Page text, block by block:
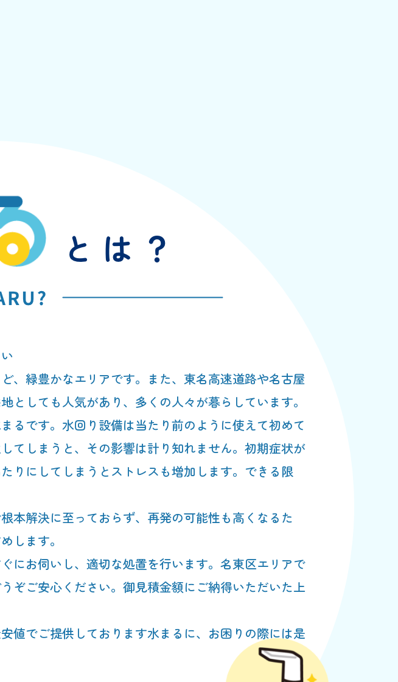
、緑豊かなエリアです。また、東名高速道路や名古屋
しても人気があり、多くの人々が暮らしています。
るです。水回り設備は当たり前のように使えて初めて
てしまうと、その影響は計り知れません。初期症状が
りにしてしまうとストレスも増加します。できる限
本解決に至っておらず、再発の可能性も高くなるた
します。
にお伺いし、適切な処置を行います。名東区エリアで
ぞご安心ください。御見積金額にご納得いただいた上
値でご提供しております水まるに、お困りの際には是